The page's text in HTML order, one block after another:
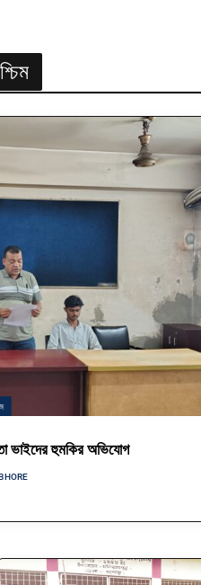
ভাইদের হুমকির অভিযোগ